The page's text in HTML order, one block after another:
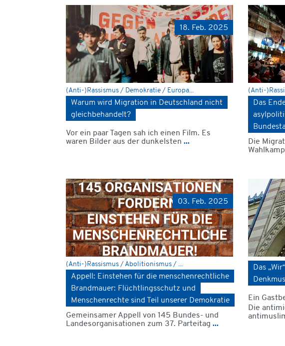
18. Feb. 2025
(Anti-)Rassismus / Demokratie / Europa...
Warum wird Migration in Deutschland nicht
gleichbehandelt?
Vor ein paar Tagen sah ich einen Film. Es
waren Bilder aus der dunkelsten ...
(Anti-
Das
Die
03. Feb. 2025
(Anti-)Rassismus / Abolitionismus / ...
Appell: Einstehen für die menschenrechtliche
Brandmauer: Flüchtlingsschutz und
Menschenrechte sind Teil unserer Demokratie
Gemeinsamer Appell von 145 Bundes- und
Landesorganisationen zum 37. Parteitag ...
Das
Ein
Die